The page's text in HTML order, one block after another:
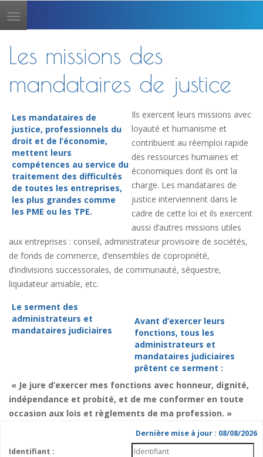
Toggle
navigation
Les missions des
mandataires de justice
Les mandataires de
justice, professionnels du
droit et de l’économie,
mettent leurs
compétences au service du
traitement des difficultés
de toutes les entreprises,
les plus grandes comme
les PME ou les TPE.
Ils exercent leurs missions avec
loyauté et humanisme et
contribuent au réemploi rapide
des ressources humaines et
économiques dont ils ont la
charge. Les mandataires de
justice interviennent dans le
cadre de cette loi et ils exercent
aussi d’autres missions utiles
aux entreprises : conseil, administrateur provisoire de sociétés,
de fonds de commerce, d’ensembles de copropriété,
d’indivisions successorales, de communauté, séquestre,
liquidateur amiable, etc.
Le serment des
administrateurs et
mandataires judiciaires
Avant d’exercer leurs
fonctions, tous les
administrateurs et
mandataires judiciaires
prêtent ce serment :
« Je jure d’exercer mes fonctions avec honneur, dignité,
indépendance et probité, et de me conformer en toute
occasion aux lois et règlements de ma profession. »
Dernière mise à jour : 08/08/2026
Identifiant :